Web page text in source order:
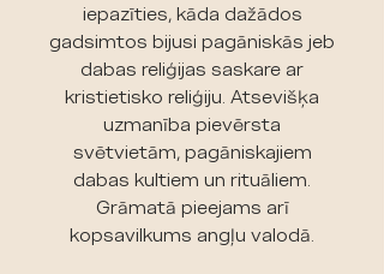
iepazīties, kāda dažādos
gadsimtos bijusi pagāniskās jeb
dabas reliģijas saskare ar
kristietisko reliģiju. Atsevišķa
uzmanība pievērsta
svētvietām, pagāniskajiem
dabas kultiem un rituāliem.
Grāmatā pieejams arī
kopsavilkums angļu valodā.